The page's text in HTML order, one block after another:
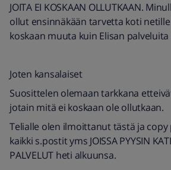
JOITA EI KOSKAAN OLLUTKAAN.
ollut ensinnäkään tarvetta koti
koskaan muuta kuin Elisan
Joten kansalaiset
Suosittelen olemaan tarkkana
jotain mitä ei koskaan ole ollutkaan.
Telialle olen ilmoittanut tästä ja
kaikki s.postit yms JOISSA PYYSIN
PALVELUT heti alkuunsa.